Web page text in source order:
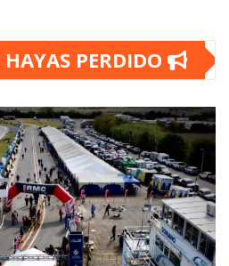
PERDIDO